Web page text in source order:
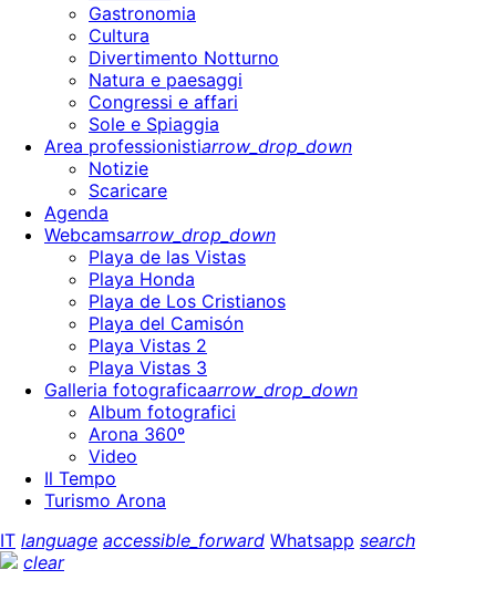
Gastronomia
Cultura
Divertimento Notturno
Natura e paesaggi
Congressi e affari
Sole e Spiaggia
Area professionistiarrow_drop_down
Notizie
Scaricare
Agenda
Webcamsarrow_drop_down
Playa de las Vistas
Playa Honda
Playa de Los Cristianos
Playa del Camisón
Playa Vistas 2
Playa Vistas 3
Galleria fotograficaarrow_drop_down
Album fotografici
Arona 360º
Video
Il Tempo
Turismo Arona
IT language accessible_forward Whatsapp search
clear